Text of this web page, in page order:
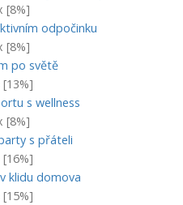
[8%]
odpočinku
[8%]
po světě
s wellness
[8%]
s přáteli
klidu domova